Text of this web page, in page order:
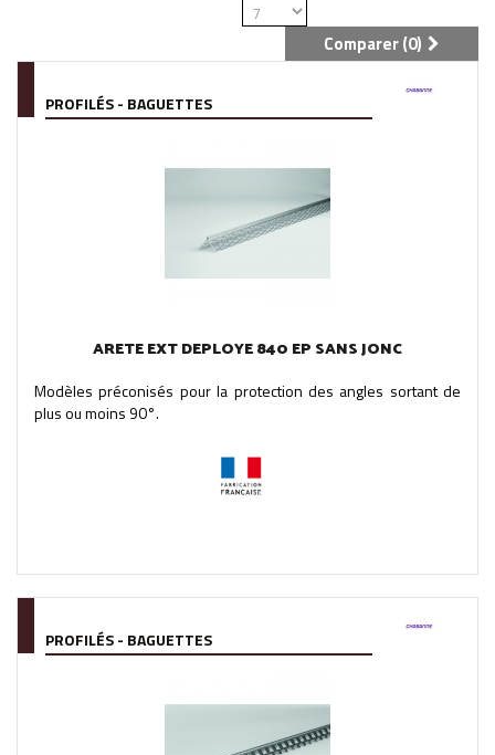
Comparer (0)
PROFILÉS - BAGUETTES
ARETE EXT DEPLOYE 840 EP SANS JONC
Modèles préconisés pour la protection des angles sortant de
plus ou moins 90°.
PROFILÉS - BAGUETTES